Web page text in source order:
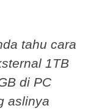
tahu cara
1TB
di PC
aslinya